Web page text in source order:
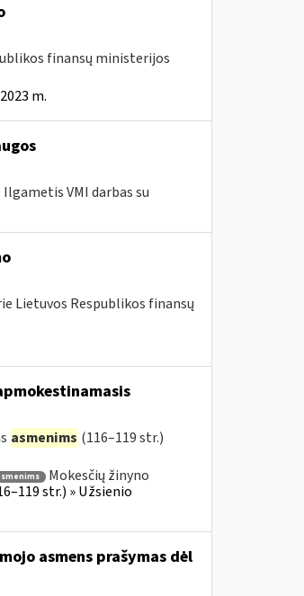
finansų ministerijos
m.
VMI darbas su
Lietuvos Respublikos finansų
asmenims (116–119 str.)
Mokesčių žinyno
str.) » Užsienio
asmens prašymas dėl